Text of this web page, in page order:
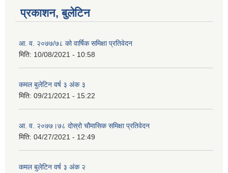
प्रकाशन, बुलेटिन
आ. व. २०७७/७८ को वार्षिक समिक्षा प्रतिवेदन
मिति: 10/08/2021 - 10:58
कमल बुलेटिन वर्ष ३ अंक ३
मिति: 09/21/2021 - 15:22
आ. व. २०७७।७८ दोस्रो चौमासिक समिक्षा प्रतिवेदन
मिति: 04/27/2021 - 12:49
कमल बुलेटिन वर्ष ३ अंक २